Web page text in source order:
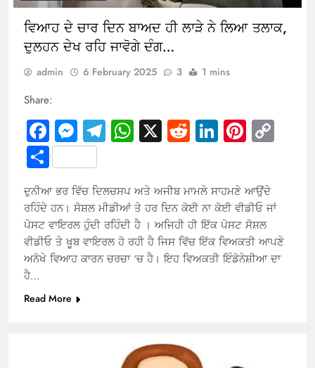
ਵਿਆਹ ਦੇ ਚਾਰ ਦਿਨ ਬਾਅਦ ਹੀ ਲਾੜੇ ਨੇ ਲਿਆ ਤਲਾਕ,
ਦੁਲਹਨ ਦੇਖ ਰਹਿ ਜਾਵੋਗੇ ਦੰਗ…
admin 6 February 2025 3 1 mins
Share:
Facebook
Messenger
Telegram
WhatsApp
X RedditLinkedIn
Share
ਦੁਨੀਆ ਭਰ ਵਿੱਚ ਦਿਲਚਸਪ ਅਤੇ ਅਜੀਬ ਮਾਮਲੇ ਸਾਹਮਣੇ ਆਉਂਦੇ
ਰਹਿੰਦੇ ਹਨ। ਸੋਸ਼ਲ ਮੀਡੀਆਂ ਤੇ ਹਰ ਦਿਨ ਕੋਈ ਨਾ ਕੋਈ ਵੀਡੀਓ ਜਾਂ
ਪੋਸਟ ਵਾਇਰਲ ਹੁੰਦੀ ਰਹਿੰਦੀ ਹੈ । ਅਜਿਹੀ ਹੀ ਇੱਕ ਪੋਸਟ ਸੋਸ਼ਲ
ਵੀਡੀਓ ਤੇ ਖੂਬ ਵਾਇਰਲ ਹੋ ਰਹੀ ਹੈ ਜਿਸ ਵਿੱਚ ਇੱਕ ਵਿਅਕਤੀ ਆਪਣੇ
ਅਨੋਖੇ ਵਿਆਹ ਕਾਰਨ ਚਰਚਾ ‘ਚ ਹੈ। ਇਹ ਵਿਅਕਤੀ ਇੰਡੋਨੇਸ਼ੀਆ ਦਾ
ਹੈ…
Read More